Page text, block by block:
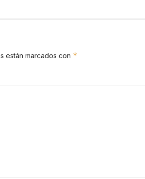
están marcados con *